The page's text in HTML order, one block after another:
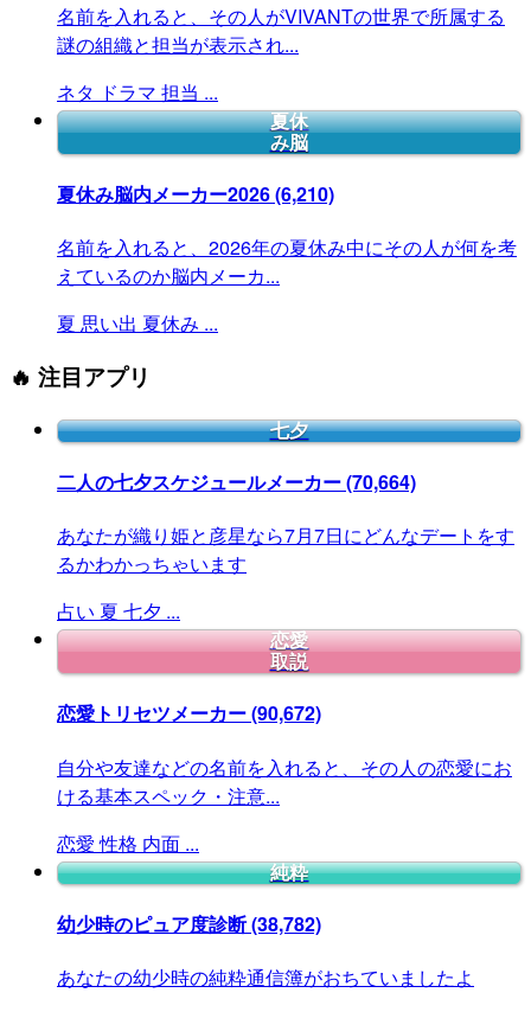
名前を入れると、その人がVIVANTの世界で所属する
謎の組織と担当が表示され...
ネタ ドラマ 担当 ...
夏休
み脳
夏休み脳内メーカー2026(6,210)
名前を入れると、2026年の夏休み中にその人が何を考
えているのか脳内メーカ...
夏 思い出 夏休み ...
🔥 注目アプリ
七夕
二人の七夕スケジュールメーカー(70,664)
あなたが織り姫と彦星なら7月7日にどんなデートをす
るかわかっちゃいます
占い 夏 七夕 ...
恋愛
取説
恋愛トリセツメーカー(90,672)
自分や友達などの名前を入れると、その人の恋愛にお
ける基本スペック・注意...
恋愛 性格 内面 ...
純粋
幼少時のピュア度診断(38,782)
あなたの幼少時の純粋通信簿がおちていましたよ